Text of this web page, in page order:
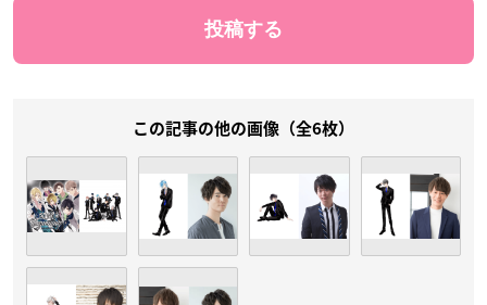
この記事の他の画像（全6枚）